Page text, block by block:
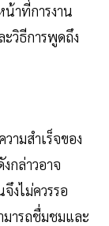
าที่การงาน
วิธีการพูดถึง
ามสำเร็จของ
กล่าวอาจ
งไม่ควรรอ
มารถชื่มชมและ